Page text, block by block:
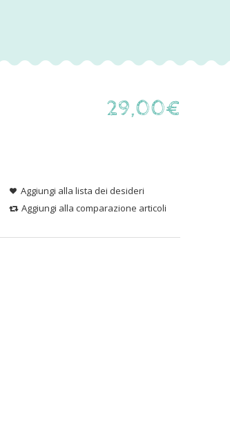
29,00€
Aggiungi alla lista dei desideri
Aggiungi alla comparazione articoli